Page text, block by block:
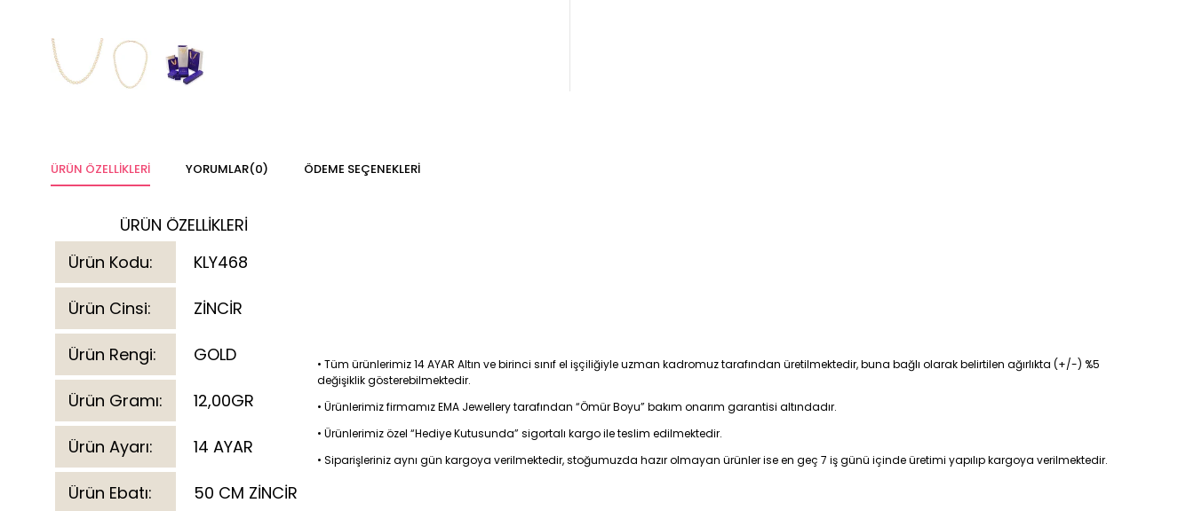
ÜRÜN ÖZELLIKLERI YORUMLAR(0) ÖDEME SEÇENEKLERI
ÜRÜN ÖZELLİKLERİ
Ürün Kodu:
KLY468
Ürün Cinsi: ZİNCİR
Ürün Rengi: GOLD
Ürün Gramı: 12,00GR
Ürün Ayarı: 14 AYAR
Ürün Ebatı: 50 CM ZİNCİR
• Tüm ürünlerimiz 14 AYAR Altın ve birinci sınıf el işçiliğiyle uzman kadromuz tarafından üretilmektedir, buna bağlı olarak belirtilen ağırlıkta (+/-) %5
değişiklik gösterebilmektedir.
• Ürünlerimiz firmamız EMA Jewellery tarafından “Ömür Boyu” bakım onarım garantisi altındadır.
• Ürünlerimiz özel “Hediye Kutusunda” sigortalı kargo ile teslim edilmektedir.
• Siparişleriniz aynı gün kargoya verilmektedir, stoğumuzda hazır olmayan ürünler ise en geç 7 iş günü içinde üretimi yapılıp kargoya verilmektedir.